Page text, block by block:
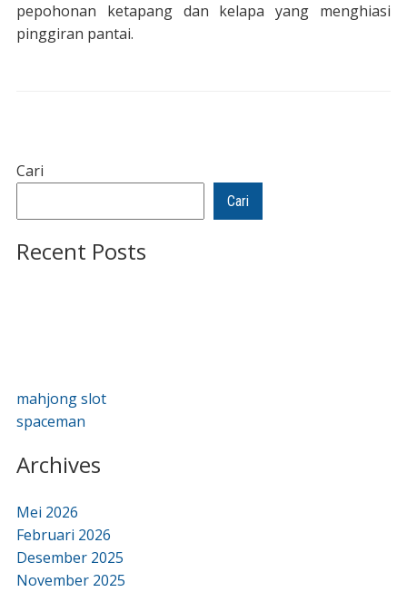
Cari
Cari
Recent Posts
mahjong slot
spaceman
pepohonan ketapang dan kelapa yang menghiasi
pinggiran pantai.
Archives
Mei 2026
Februari 2026
Desember 2025
November 2025